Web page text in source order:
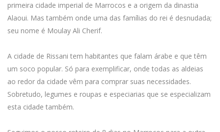
primeira cidade imperial de Marrocos e a origem da dinastia
Alaoui. Mas também onde uma das famílias do rei é desnudada;
seu nome é Moulay Ali Cherif.
A cidade de Rissani tem habitantes que falam árabe e que têm
um soco popular. Só para exemplificar, onde todas as aldeias
ao redor da cidade vêm para comprar suas necessidades.
Sobretudo, legumes e roupas e especiarias que se especializam
esta cidade também.